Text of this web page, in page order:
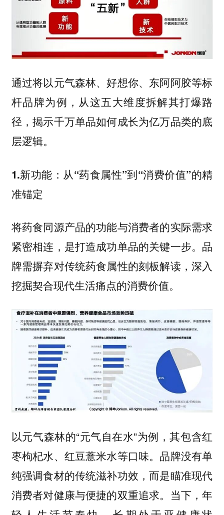
通过将以元气森林、好想你、东阿阿胶等标
杆品牌为例，从这五大维度拆解其打爆路
径，揭示千万单品如何成长为亿万品类的底
层逻辑。
1.新功能：从“药食属性”到“消费价值”的精
准锚定
将药食同源产品的功能与消费者的实际需求
紧密相连，是打造成功单品的关键一步。品
牌需摒弃对传统药食属性的刻板解读，深入
挖掘契合现代生活痛点的消费价值。
以元气森林的“元气自在水”为例，其包含红
枣枸杞水、红豆薏米水等口味。品牌没有单
纯强调食材的传统滋补功效，而是瞄准现代
消费者对健康与便捷的双重追求。当下，年